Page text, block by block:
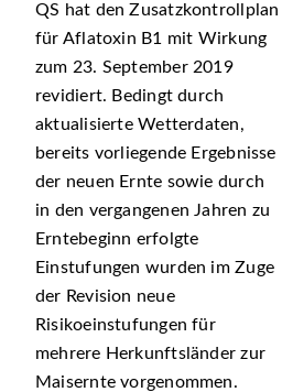
QS hat den Zusatzkontrollplan
für Aflatoxin B1 mit Wirkung
zum 23. September 2019
revidiert. Bedingt durch
aktualisierte Wetterdaten,
bereits vorliegende Ergebnisse
der neuen Ernte sowie durch
in den vergangenen Jahren zu
Erntebeginn erfolgte
Einstufungen wurden im Zuge
der Revision neue
Risikoeinstufungen für
mehrere Herkunftsländer zur
Maisernte vorgenommen.